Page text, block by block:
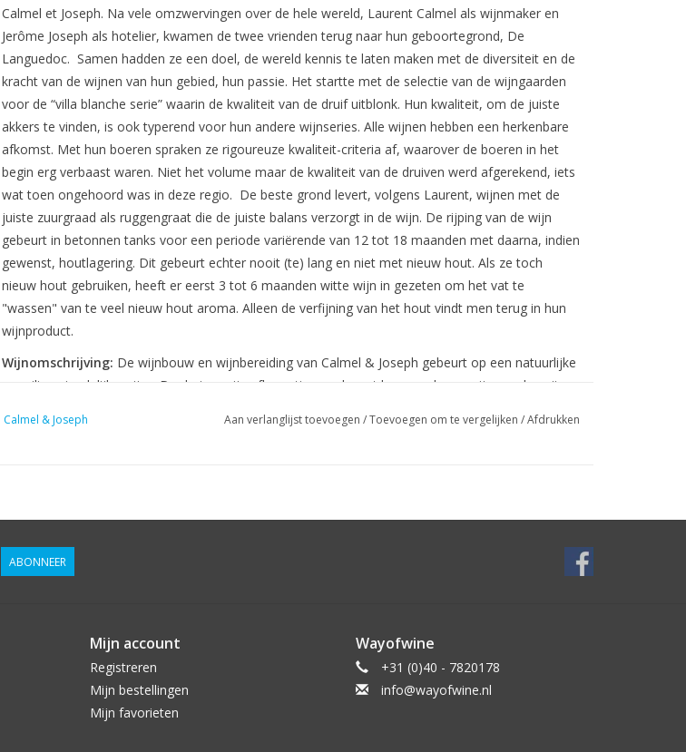
Calmel et Joseph. Na vele omzwervingen over de hele wereld, Laurent Calmel als wijnmaker en
Jerôme Joseph als hotelier, kwamen de twee vrienden terug naar hun geboortegrond, De
Languedoc. Samen hadden ze een doel, de wereld kennis te laten maken met de diversiteit en de
kracht van de wijnen van hun gebied, hun passie. Het startte met de selectie van de wijngaarden
voor de “villa blanche serie” waarin de kwaliteit van de druif uitblonk. Hun kwaliteit, om de juiste
akkers te vinden, is ook typerend voor hun andere wijnseries. Alle wijnen hebben een herkenbare
afkomst. Met hun boeren spraken ze rigoureuze kwaliteit-criteria af, waarover de boeren in het
begin erg verbaast waren. Niet het volume maar de kwaliteit van de druiven werd afgerekend, iets
wat toen ongehoord was in deze regio. De beste grond levert, volgens Laurent, wijnen met de
juiste zuurgraad als ruggengraat die de juiste balans verzorgt in de wijn. De rijping van de wijn
gebeurt in betonnen tanks voor een periode variërende van 12 tot 18 maanden met daarna, indien
gewenst, houtlagering. Dit gebeurt echter nooit (te) lang en niet met nieuw hout. Als ze toch
nieuw hout gebruiken, heeft er eerst 3 tot 6 maanden witte wijn in gezeten om het vat te
"wassen" van te veel nieuw hout aroma. Alleen de verfijning van het hout vindt men terug in hun
wijnproduct.
Wijnomschrijving: De wijnbouw en wijnbereiding van Calmel & Joseph gebeurt op een natuurlijke
en milieuvriendelijke wijze. De druiven zijn afkomstig van de wat hoger gelegen wijngaarden uit
worden met de hand geplukt en gesorteerd wanneer ze rijp genoeg zijn zodat de overgebleven
kirsch, bramen, peper, olijven, pruimen, drop en groen.
het plaatsje waar hij gekweekt werd, Marseillan.
Wijn-spijs advies:
Way of Wine Weetje:Wijnschrijver Hubrecht Duijker over deze wijn: Hoe plezierig wijn van deze
Calmel & Joseph Aan verlanglijst toevoegen /Toevoegen om te vergelijken /Afdrukken
ABONNEER
Mijn account
Registreren
Mijn bestellingen
Mijn favorieten
Wayofwine
+31 (0)40 - 7820178
info@wayofwine.nl